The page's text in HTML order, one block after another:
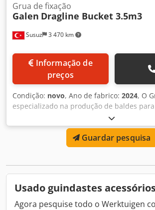
Susuz 3 470 km
Grua de fixação
Galen Dragline Bucket 3.5m3
preços
Condição: novo, Ano de fabrico: 2024, O
especializado na produção de baldes
utilizando Hardox e materiais
proporcionam uma resistência excecional
nossos produtos oferecem um excelente
preço e desempenho, garantindo
informações detalhadas e consulta de
Guardar pesquisa
Usado guindastes
Agora pesquise todo o Werktuigen